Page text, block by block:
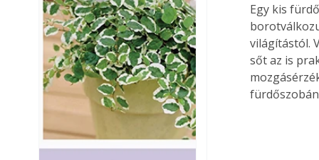
Egy kis
világítástól.
sőt az is